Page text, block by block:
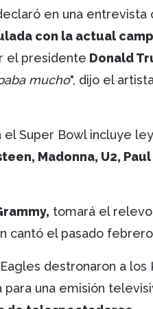
en una entrevista
con la actual
el presidente Donald
mucho", dijo el
Super Bowl incluye
Madonna, U2,
tomará el
cantó el pasado
destronaron a los
una emisión